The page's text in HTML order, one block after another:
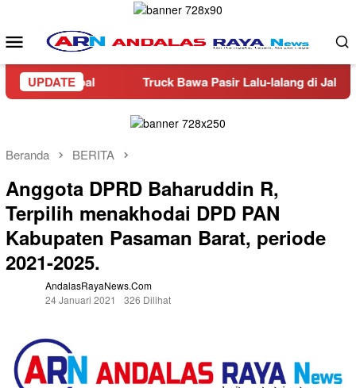
konten
Menu
Mobile
UPDATE
Napal Truck Bawa Pasir Lalu-lalang di Jalan Dua,
Beranda BERITA
Anggota DPRD Baharuddin R,
Terpilih menakhodai DPD PAN
Kabupaten Pasaman Barat, periode
2021-2025.
AndalasRayaNews.com
24 Januari 2021
326 Dilihat